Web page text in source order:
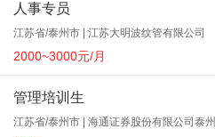
人事专员
江苏省/泰州市 | 江苏大明波纹管有限公司
2000~3000元/月
管理培训生
江苏省/泰州市 | 海通证券股份有限公司泰